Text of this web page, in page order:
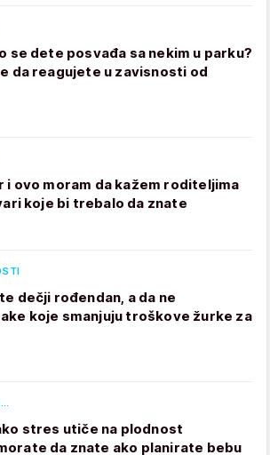
se dete posvađa sa nekim u parku?
da reagujete u zavisnosti od
i ovo moram da kažem roditeljima
koje bi trebalo da znate
dečji rođendan, a da ne
koje smanjuju troškove žurke za
stres utiče na plodnost
da znate ako planirate bebu